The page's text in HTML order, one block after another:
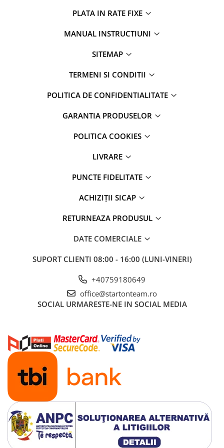
PLATA IN RATE FIXE
MANUAL INSTRUCTIUNI
SITEMAP
TERMENI SI CONDITII
POLITICA DE CONFIDENTIALITATE
GARANTIA PRODUSELOR
POLITICA COOKIES
LIVRARE
PUNCTE FIDELITATE
ACHIZIȚII SICAP
RETURNEAZA PRODUSUL
DATE COMERCIALE
SUPORT CLIENTI 08:00 - 16:00 (LUNI-VINERI)
+40759180649
office@startonteam.ro
SOCIAL URMARESTE-NE IN SOCIAL MEDIA